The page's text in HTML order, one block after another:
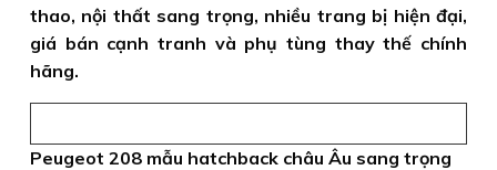
thao, nội thất sang trọng, nhiều trang bị hiện đại,
giá bán cạnh tranh và phụ tùng thay thế chính
hãng.
Peugeot 208 mẫu hatchback châu Âu sang trọng